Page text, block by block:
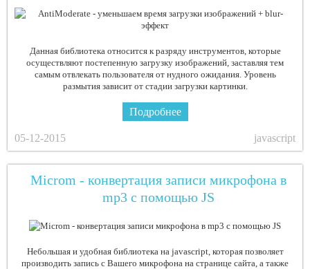
Данная библиотека относится к разряду инструментов, которые
осуществляют постепенную загрузку изображений, заставляя тем
самым отвлекать пользователя от нудного ожидания. Уровень
размытия зависит от стадии загрузки картинки.
Подробнее
05-12-2015 javascript
Microm - конвертация записи микрофона в
mp3 с помощью JS
Небольшая и удобная библиотека на javascript, которая позволяет
производить запись с Вашего микрофона на странице сайта, а также